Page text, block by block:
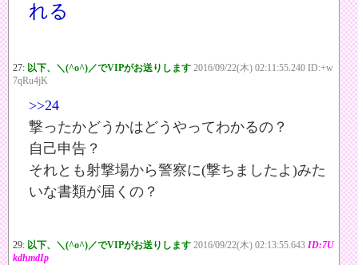
れる
27: 以下、＼(^o^)／でVIPがお送りします 2016/09/22(木) 02:11:55.240 ID:+w
7qRu4jK
>>24
撃ったかどうかはどうやってわかるの？
自己申告？
それとも射撃場から警察に(撃ちましたよ)みた
いな書類が届くの？
29: 以下、＼(^o^)／でVIPがお送りします 2016/09/22(木) 02:13:55.643 ID:7U
kdhmdIp